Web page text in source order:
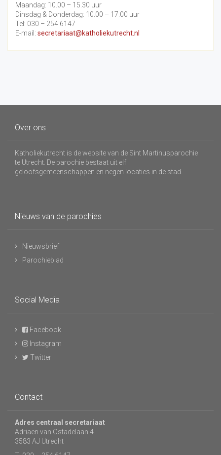
Maandag: 10.00 – 15.30 uur
Dinsdag & Donderdag: 10.00 – 17.00 uur
Tel: 030 – 254 6147
E-mail: secretariaat@katholiekutrecht.nl
Over ons
Katholiekutrecht is de website van de Sint Martinusparochie
te Utrecht. De parochie bestaat uit elf
geloofsgemeenschappen en negen locaties in de stad.
Nieuws van de parochies
Nieuwsbrief
Parochieblad
Social Media
Facebook
Instagram
Twitter
Contact
Adres centraal secretariaat
Adriaen van Ostadelaan 4
3583 AJ Utrecht